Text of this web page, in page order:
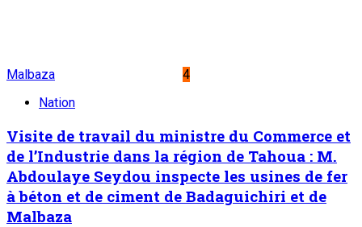
Malbaza
4
Nation
Visite de travail du ministre du Commerce et
de l’Industrie dans la région de Tahoua : M.
Abdoulaye Seydou inspecte les usines de fer
à béton et de ciment de Badaguichiri et de
Malbaza